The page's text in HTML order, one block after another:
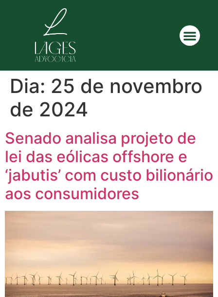
Dia: 25 de novembro
de 2024
Senado analisa projeto de
lei das eólicas offshore e
‘jabutis’ com custo bilionário
aos consumidores